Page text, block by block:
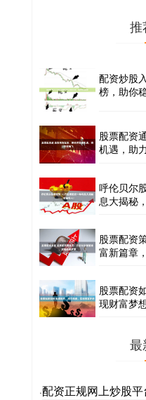
推
配资炒股
榜，助你
股票配资
机遇，助
呼伦贝尔
息大揭秘
股票配资
富新篇章
股票配资
现财富梦
最
·配资正规网上炒股